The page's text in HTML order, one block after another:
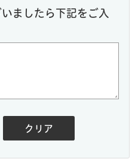
ましたら下記をご入